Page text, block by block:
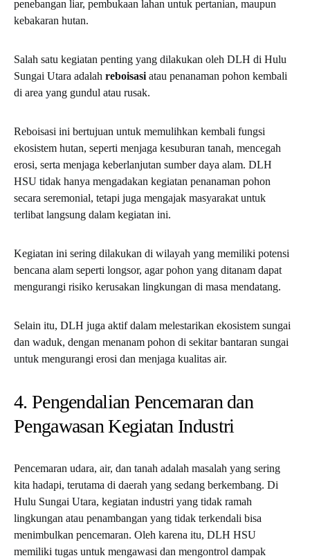
penebangan liar, pembukaan lahan untuk pertanian, maupun
kebakaran hutan.
Salah satu kegiatan penting yang dilakukan oleh DLH di Hulu
Sungai Utara adalah reboisasi atau penanaman pohon kembali
di area yang gundul atau rusak.
Reboisasi ini bertujuan untuk memulihkan kembali fungsi
ekosistem hutan, seperti menjaga kesuburan tanah, mencegah
erosi, serta menjaga keberlanjutan sumber daya alam. DLH
HSU tidak hanya mengadakan kegiatan penanaman pohon
secara seremonial, tetapi juga mengajak masyarakat untuk
terlibat langsung dalam kegiatan ini.
Kegiatan ini sering dilakukan di wilayah yang memiliki potensi
bencana alam seperti longsor, agar pohon yang ditanam dapat
mengurangi risiko kerusakan lingkungan di masa mendatang.
Selain itu, DLH juga aktif dalam melestarikan ekosistem sungai
dan waduk, dengan menanam pohon di sekitar bantaran sungai
untuk mengurangi erosi dan menjaga kualitas air.
4. Pengendalian Pencemaran dan
Pengawasan Kegiatan Industri
Pencemaran udara, air, dan tanah adalah masalah yang sering
kita hadapi, terutama di daerah yang sedang berkembang. Di
Hulu Sungai Utara, kegiatan industri yang tidak ramah
lingkungan atau penambangan yang tidak terkendali bisa
menimbulkan pencemaran. Oleh karena itu, DLH HSU
memiliki tugas untuk mengawasi dan mengontrol dampak